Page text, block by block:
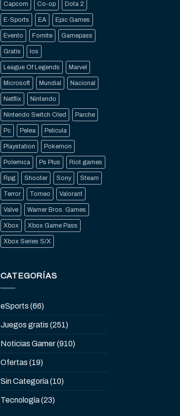
Capcom Co-op Dota 2
E-Sports EA Epic Games
Evento Fornite Gamepass
Gratis Ios
League Of Legends Marvel
Microsoft Mundial Nacional
Netflix Nintendo
Nintendo Switch Oled Parche
Pc Pelea Pelicula
Playstation Pokemon
Polemica Ps Plus Riot games
Rpg Shooter Sony Steam
Terror Torneo Valorant
Valve Warner Bros. Games
Xbox Xbox Game Pass
Xbox Series S/X
CATEGORÍAS
eSports (66)
Juegos gratis (251)
Noticias Gamer(910)
Ofertas (19)
Sin Categoría(10)
Tecnología(23)